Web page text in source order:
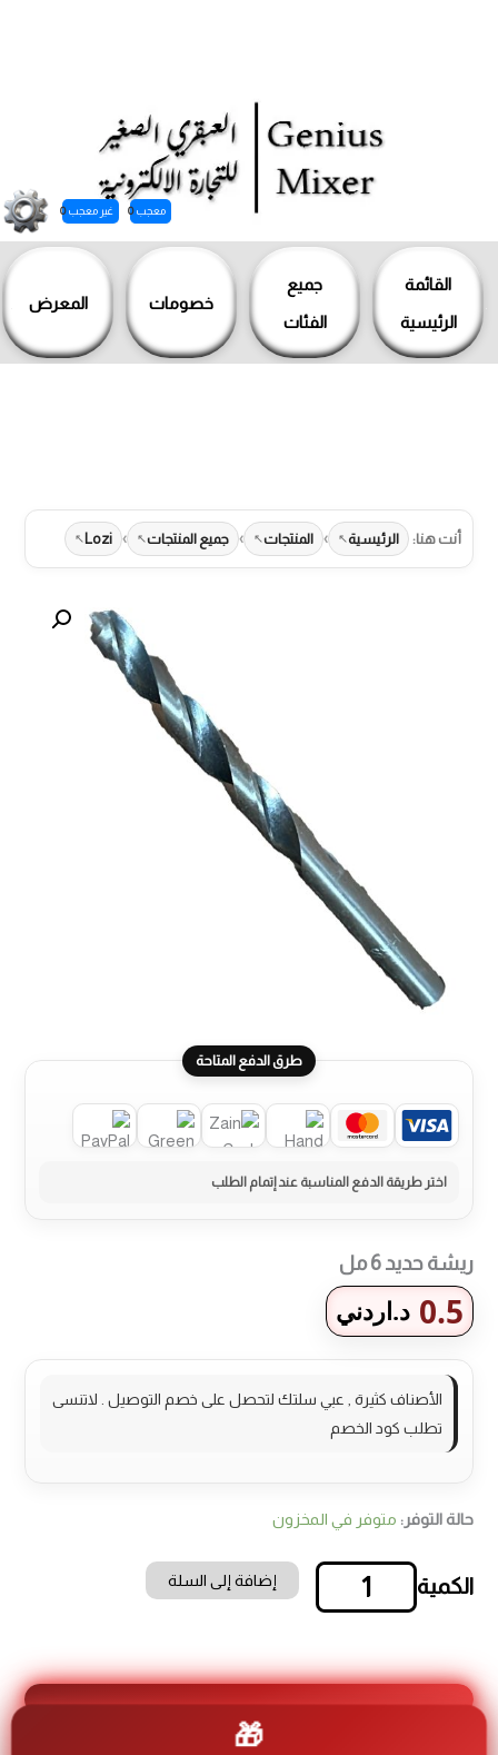
القائمة
الرئيسية
جميع
الفئات
خصومات المعرض
معجب 0 غير معجب 0
تخطي
أنت هنا: الرئيسية › المنتجات › جميع المنتجات ›
Lozi
طرق الدفع المتاحة
ريشة حديد 6 مل
0.5 د.اردني
الأصناف كثيرة , عبي سلتك لتحصل على خصم التوصيل . لاتنسى
تطلب كود الخصم
حالة التوفر: متوفر في المخزون
كمية
مل
إضافة إلى السلة
🎁